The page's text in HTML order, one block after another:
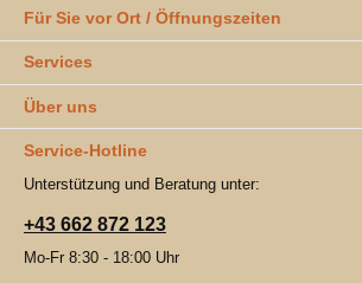
Für Sie vor Ort / Öffnungszeiten
Services
Über uns
Service-Hotline
Unterstützung und Beratung unter:
+43 662 872 123
Mo-Fr 8:30 - 18:00 Uhr